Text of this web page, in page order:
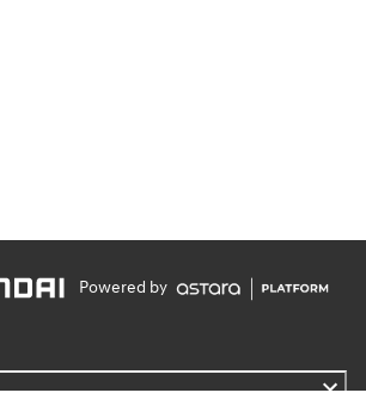
Powered by